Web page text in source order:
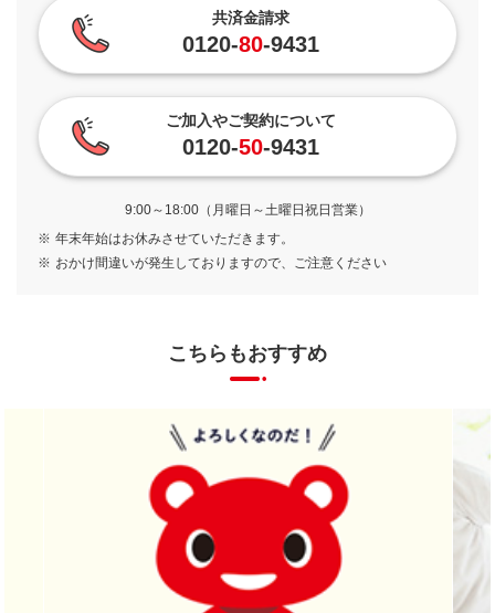
共済金請求
0120-80-9431
ご加入やご契約について
0120-50-9431
9:00～18:00（月曜日～土曜日祝日営業）
※ 年末年始はお休みさせていただきます。
※ おかけ間違いが発生しておりますので、ご注意ください
こちらもおすすめ